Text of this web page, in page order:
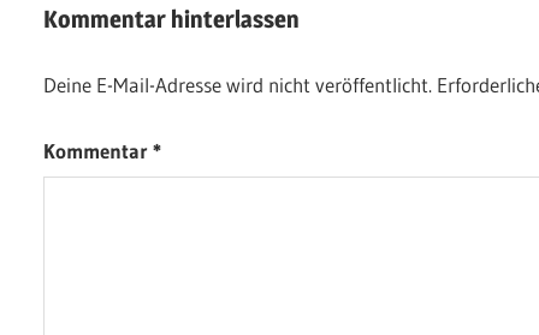
Kommentar hinterlassen
Deine E-Mail-Adresse wird nicht veröffentlicht.
Kommentar*